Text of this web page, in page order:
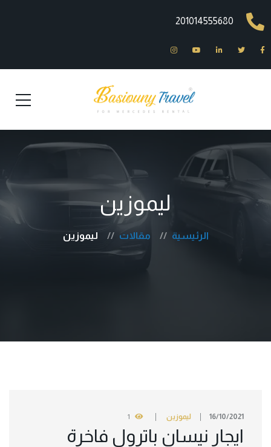
201014555680
ليموزين
الرئيسية مقالات ليموزين
16/10/2021 ليموزين 1
ايجار نيسان باترول فاخرة